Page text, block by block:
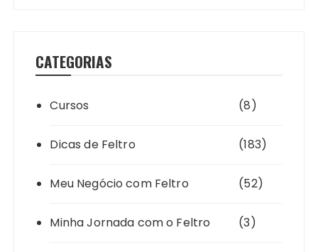
CATEGORIAS
Cursos (8)
Dicas de Feltro (183)
Meu Negócio com Feltro (52)
Minha Jornada com o Feltro (3)